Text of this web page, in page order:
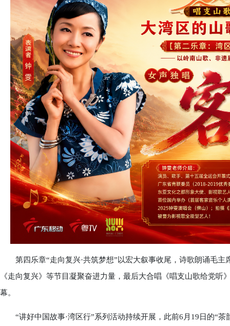
第四乐章“走向复兴·共筑梦想”以宏大叙事收尾，诗歌朗诵毛主
《走向复兴》等节目凝聚奋进力量，最后大合唱《唱支山歌给党
幕。
“讲好中国故事·湾区行”系列活动持续开展，此前6月19日的“茶